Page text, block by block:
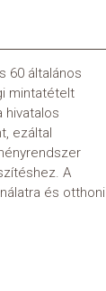
60 általános
mintatételt
hivatalos
ezáltal
A
és otthoni